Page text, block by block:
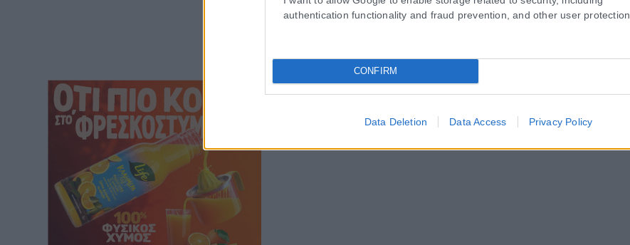
authentication functionality and fraud prevention, and other user protection.
CONFIRM
Data Deletion Data Access Privacy Policy